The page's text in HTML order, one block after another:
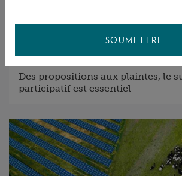
Des propositions aux plaintes, le
participatif est essentiel
SOUMETTRE